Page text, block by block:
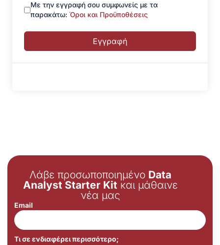
Με την εγγραφή σου συμφωνείς με τα
παρακάτω: Όροι και Προϋποθέσεις
Εγγραφή
Λάβε προσωποποιημένο Data
Analyst Starter Kit και μάθαινε
νέα μας
Email
Τι σε ενδιαφέρει περισσότερο;